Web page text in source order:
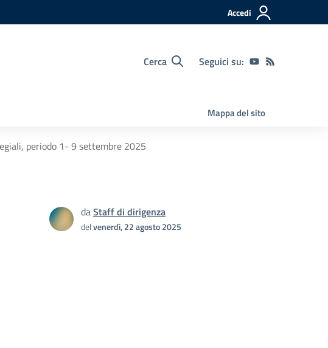
Accedi
Cerca Seguici su:
Mappa del sito
periodo 1- 9 settembre 2025
daStaff di dirigenza
delvenerdì, 22 agosto 2025